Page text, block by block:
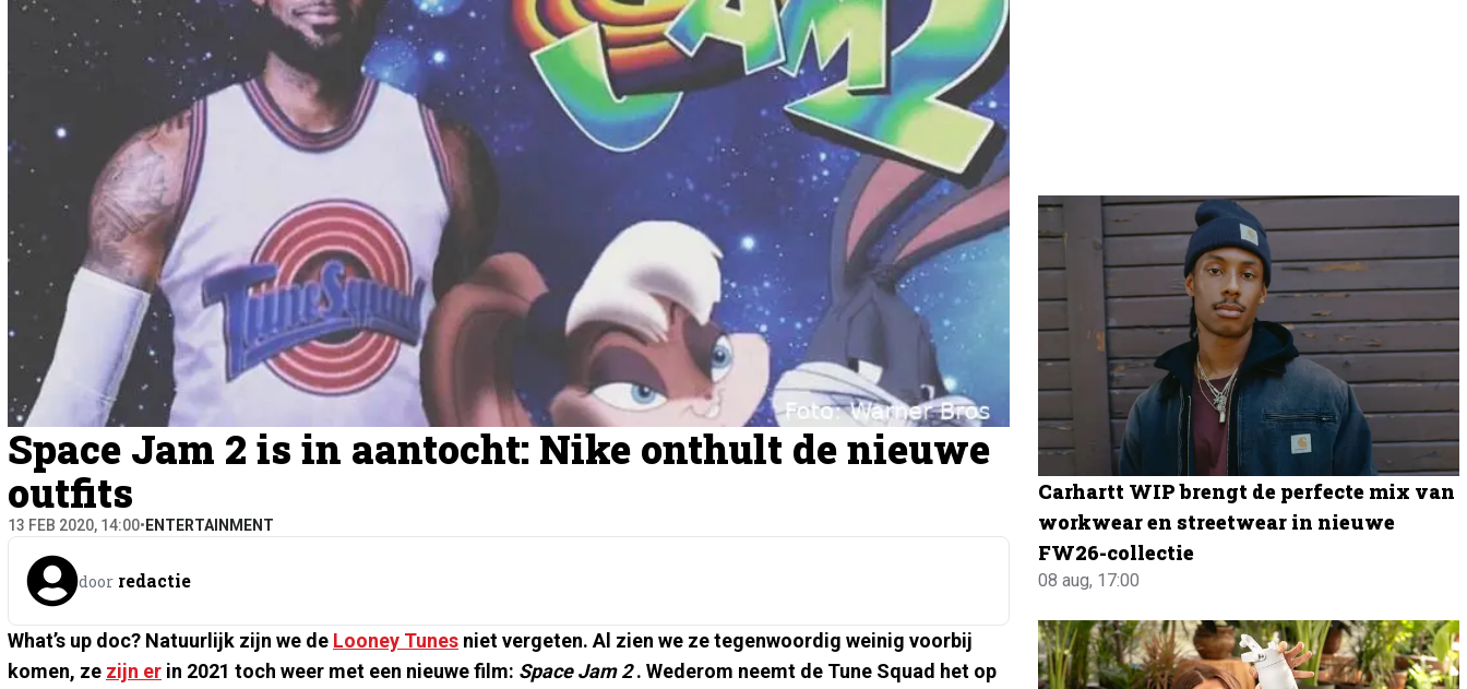
Space Jam 2 is in aantocht: Nike onthult de nieuwe
outfits
13 FEB 2020, 14:00• ENTERTAINMENT
door redactie
What’s up doc? Natuurlijk zijn we de Looney Tunes niet vergeten. Al zien we ze tegenwoordig weinig voorbij
komen, ze zijn er in 2021 toch weer met een nieuwe film: Space Jam 2 . Wederom neemt de Tune Squad het op
Carhartt WIP brengt de perfecte mix van
workwear en streetwear in nieuwe
FW26-collectie
08 aug, 17:00